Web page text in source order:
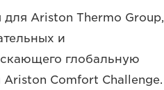
Ariston Thermo Group,
и
глобальную
Comfort Challenge.